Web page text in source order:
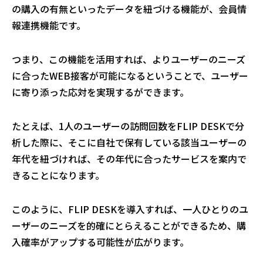
の購入の有無といったデータを紐づける機能が、会員情
報連携機能です。
つまり、この機能を活用すれば、よりユーザーのニーズ
に合ったWEB接客が可能になるということで、ユーザー
に寄り添った応対を実現するができます。
たとえば、1人のユーザーの訪問回数をFLIP DESKで分
析した際に、そこに自社で保有している該当ユーザーの
年代を紐づければ、その年代に合ったサービスを案内で
きることになります。
このように、FLIP DESKを導入すれば、一人ひとりのユ
ーザーのニーズを的確にとらえることができるため、購
入確率がアップする可能性が広がります。